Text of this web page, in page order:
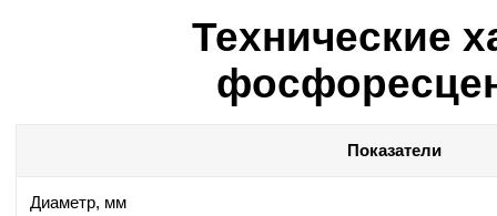
Технические
Показатели
Диаметр, мм